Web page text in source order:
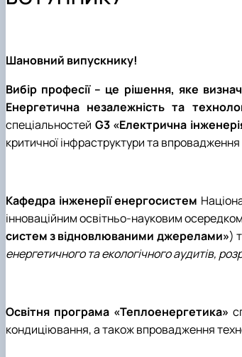
Навчально-допоміжний персонал
Навчальні матеріали
Наукові гуртки
Наукові досягнення
Шановний випускнику!
Вибір професії – це рішення, яке
Енергетична незалежність та
спеціальностей G3 «Електрична
критичної інфраструктури та
Кафедра інженерії енергосистем
інноваційним освітньо-науковим
систем з відновлюваними джерелами»)
енергетичного та екологічного аудитів,
Освітня програма «Теплоенергетика»
кондиціювання, а також впровадження